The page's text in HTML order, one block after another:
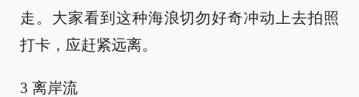
走。大家看到这种海浪切勿好奇冲动上去拍照
打卡，应赶紧远离。
3 离岸流